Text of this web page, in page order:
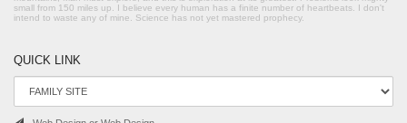
small from 150 miles up. I believe every human has a finite number of heartbeats. I don't
intend to waste any of mine. Science has not yet mastered prophecy.
QUICK LINK